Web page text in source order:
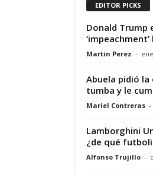
EDITOR PICKS
Donald Trump
‘impeachment’
Martin Perez -
Abuela pidió la
tumba y le
Mariel Contreras -
Lamborghini
¿de qué
Alfonso Trujillo -